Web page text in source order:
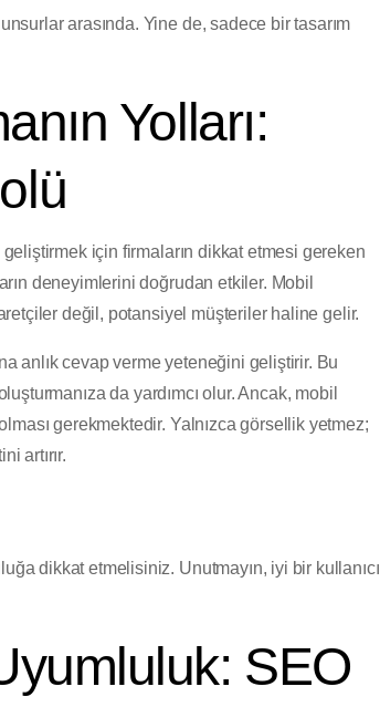
arasında. Yine de, sadece bir tasarım
Yolları:
geliştirmek için firmaların dikkat etmesi gereken
deneyimlerini doğrudan etkiler. Mobil
değil, potansiyel müşteriler haline gelir.
anlık cevap verme yeteneğini geliştirir. Bu
da yardımcı olur. Ancak, mobil
gerekmektedir. Yalnızca görsellik yetmez;
artırır.
dikkat etmelisiniz. Unutmayın, iyi bir kullanıcı
SEO